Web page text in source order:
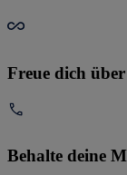
Freue dich
Behalte deine